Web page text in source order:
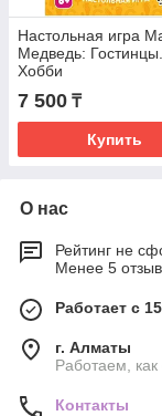
Настольная игра
Медведь:
Хобби
7 500 ₸
Купить
О нас
Рейтинг не
Менее 5
Работает с
г. Алматы
Работаем,
Контакты